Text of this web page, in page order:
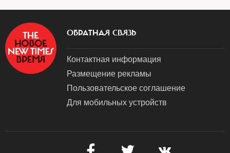
ОБРАТНАЯ СВЯЗЬ
Контактная информация
Размещение рекламы
Пользовательское соглашение
Для мобильных устройств